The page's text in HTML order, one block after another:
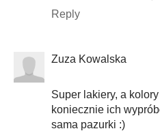
Reply
Zuza Kowalska
Super lakiery, a
koniecznie ich
sama pazurki :)